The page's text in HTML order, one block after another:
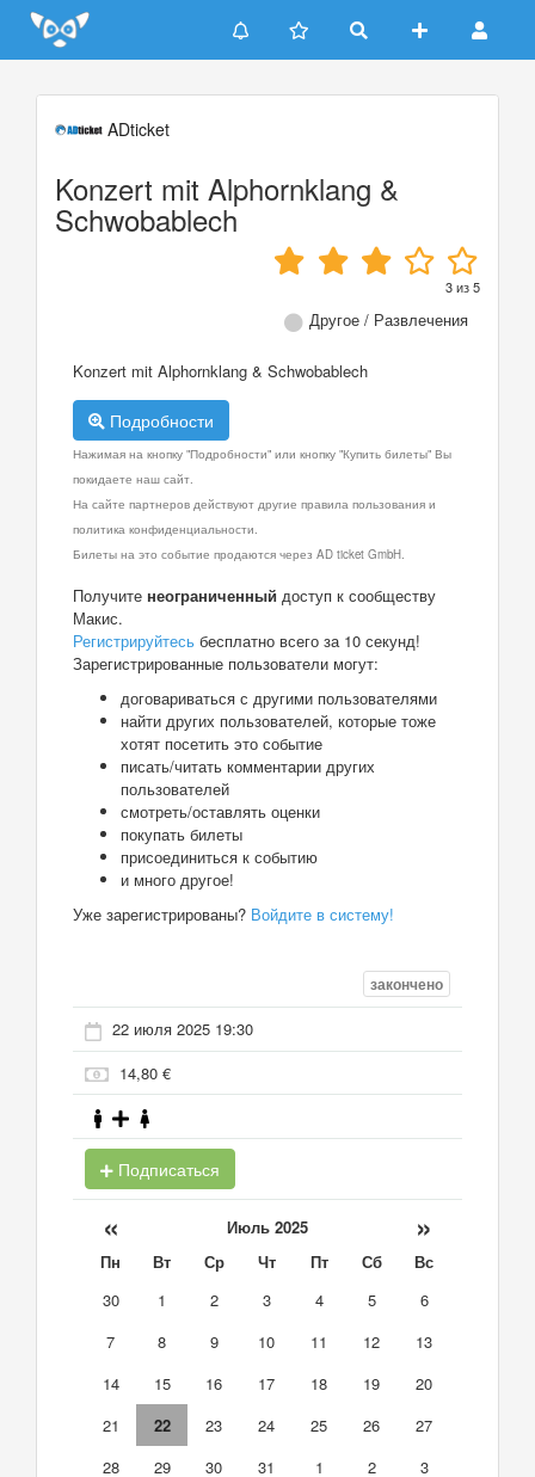
Update cookies preferences
ADticket
Konzert mit Alphornklang &
Schwobablech
3из5
Другое / Развлечения
Konzert mit Alphornklang & Schwobablech
Подробности
Нажимая на кнопку "Подробности" или кнопку "Купить билеты" Вы
покидаете наш сайт.
На сайте партнеров действуют другие правила пользования и
политика конфиденциальности.
Билеты на это событие продаются через AD ticket GmbH.
Получите неограниченный доступ к сообществу
Макис.
Регистрируйтесь бесплатно всего за 10 секунд!
Зарегистрированные пользователи могут:
договариваться с другими пользователями
найти других пользователей, которые тоже
хотят посетить это событие
писать/читать комментарии других
пользователей
смотреть/оставлять оценки
покупать билеты
присоединиться к событию
и много другое!
Уже зарегистрированы? Войдите в систему!
закончено
22 июля 2025 19:30
14,80 €
Подписаться
« Июль 2025 »
Пн Вт Ср Чт Пт Сб
Вс
30
1 2 3 4 5
6
7
8 9 10 11 12
13
14
15 16 17 18 19
20
21
22 23 24 25 26
27
28
29 30 31 1 2
3